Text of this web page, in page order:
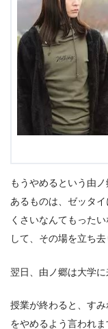
もうやめるという由
あるものは、ゼッタ
くさいなんてもった
して、その場を立ち去
翌日、由ノ郷は大学に
授業が終わると、す
をやめるよう言われま